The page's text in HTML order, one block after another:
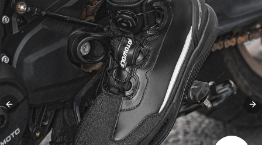
Previous slide